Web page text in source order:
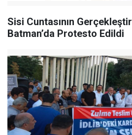
Sisi Cuntasının
Batman’da Protesto Edildi